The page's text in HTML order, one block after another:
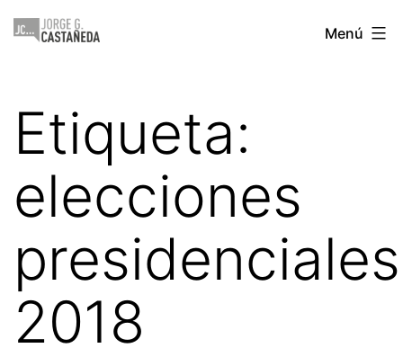
Saltar
Jorge
Menú
Etiqueta:
elecciones
presidenciales
2018